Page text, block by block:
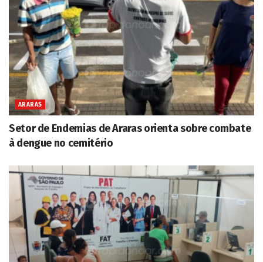
ARARAS
Setor de Endemias de Araras orienta sobre combate
à dengue no cemitério